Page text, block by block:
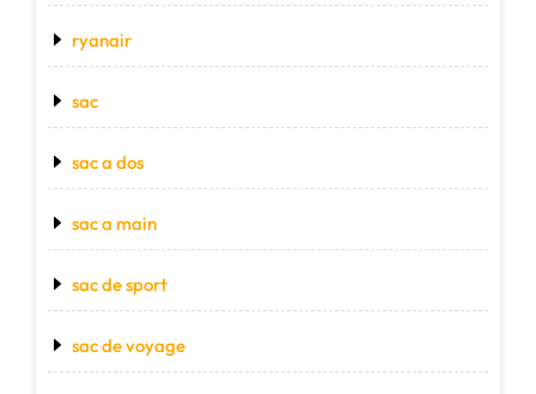
ryanair
sac
sac a dos
sac a main
sac de sport
sac de voyage